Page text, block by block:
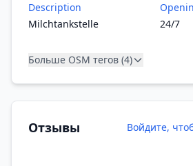
Description
Milchtankstelle
24/7
Больше OSM тегов (4)
Отзывы Войдите,